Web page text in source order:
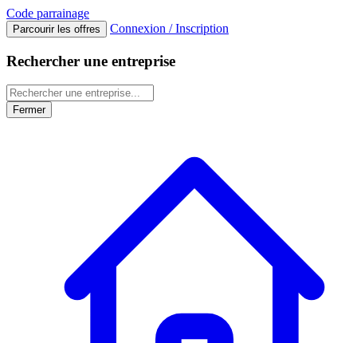
Code parrainage
Parcourir les offres Connexion / Inscription
Rechercher une entreprise
Fermer